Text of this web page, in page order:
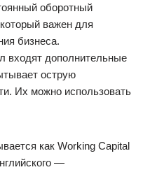
оборотный
важен для
бизнеса.
входят дополнительные
острую
Их можно использовать
как Working Capital
—